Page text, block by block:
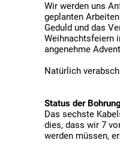
Wir werden uns
geplanten
Geduld und das
Weihnachtsfeiern
angenehme
Natürlich
Status der
Das sechste
dies, dass wir 7
werden müssen,